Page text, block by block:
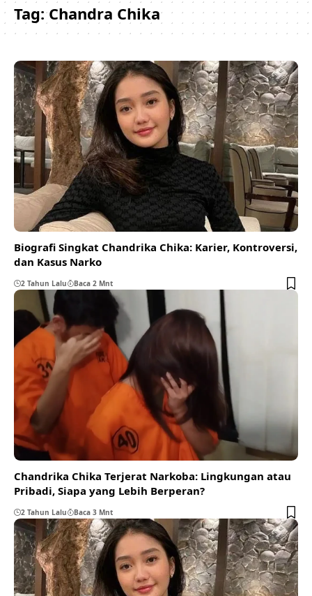
Tag:Chandra Chika
Biografi Singkat Chandrika Chika: Karier, Kontroversi,
dan Kasus Narko
2 Tahun Lalu Baca 2 Mnt
Chandrika Chika Terjerat Narkoba: Lingkungan atau
Pribadi, Siapa yang Lebih Berperan?
2 Tahun Lalu Baca 3 Mnt